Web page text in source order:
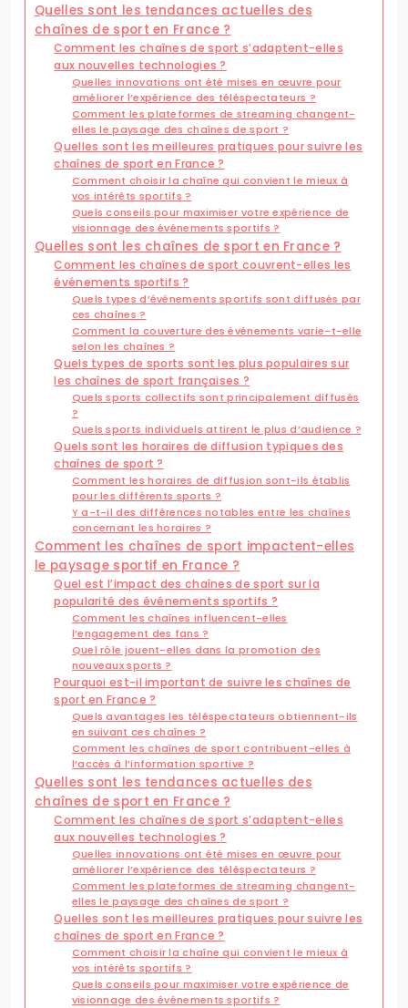
Quelles sont les tendances actuelles des
chaînes de sport en France ?
Comment les chaînes de sport s’adaptent-elles
aux nouvelles technologies ?
Quelles innovations ont été mises en œuvre pour
améliorer l’expérience des téléspectateurs ?
Comment les plateformes de streaming changent-
elles le paysage des chaînes de sport ?
Quelles sont les meilleures pratiques pour suivre les
chaînes de sport en France ?
Comment choisir la chaîne qui convient le mieux à
vos intérêts sportifs ?
Quels conseils pour maximiser votre expérience de
visionnage des événements sportifs ?
Quelles sont les chaînes de sport en France ?
Comment les chaînes de sport couvrent-elles les
événements sportifs ?
Quels types d’événements sportifs sont diffusés par
ces chaînes ?
Comment la couverture des événements varie-t-elle
selon les chaînes ?
Quels types de sports sont les plus populaires sur
les chaînes de sport françaises ?
Quels sports collectifs sont principalement diffusés
?
Quels sports individuels attirent le plus d’audience ?
Quels sont les horaires de diffusion typiques des
chaînes de sport ?
Comment les horaires de diffusion sont-ils établis
pour les différents sports ?
Y a-t-il des différences notables entre les chaînes
concernant les horaires ?
Comment les chaînes de sport impactent-elles
le paysage sportif en France ?
Quel est l’impact des chaînes de sport sur la
popularité des événements sportifs ?
Comment les chaînes influencent-elles
l’engagement des fans ?
Quel rôle jouent-elles dans la promotion des
nouveaux sports ?
Pourquoi est-il important de suivre les chaînes de
sport en France ?
Quels avantages les téléspectateurs obtiennent-ils
en suivant ces chaînes ?
Comment les chaînes de sport contribuent-elles à
l’accès à l’information sportive ?
Quelles sont les tendances actuelles des
chaînes de sport en France ?
Comment les chaînes de sport s’adaptent-elles
aux nouvelles technologies ?
Quelles innovations ont été mises en œuvre pour
améliorer l’expérience des téléspectateurs ?
Comment les plateformes de streaming changent-
elles le paysage des chaînes de sport ?
Quelles sont les meilleures pratiques pour suivre les
chaînes de sport en France ?
Comment choisir la chaîne qui convient le mieux à
vos intérêts sportifs ?
Quels conseils pour maximiser votre expérience de
visionnage des événements sportifs ?